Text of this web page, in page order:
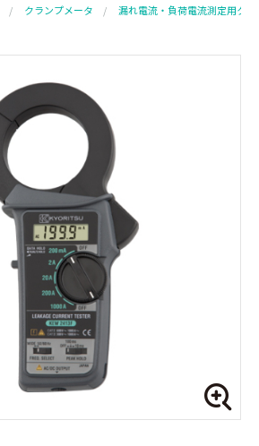
クランプメータ 漏れ電流・負荷電流測定用ク